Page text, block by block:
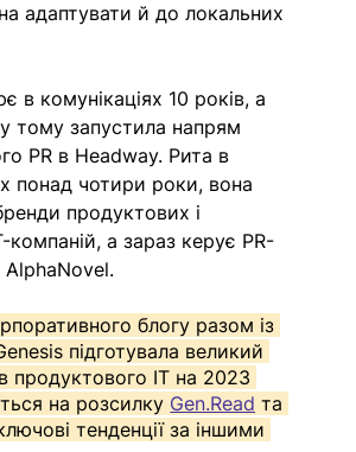
адаптувати й до локальних
в комунікаціях 10 років, а
тому запустила напрям
PR в Headway. Рита в
понад чотири роки, вона
продуктових і
компаній, а зараз керує PR-
блогу разом із
підготувала великий
продуктового ІТ на 2023
на розсилку Gen.Read та
тенденції за іншими